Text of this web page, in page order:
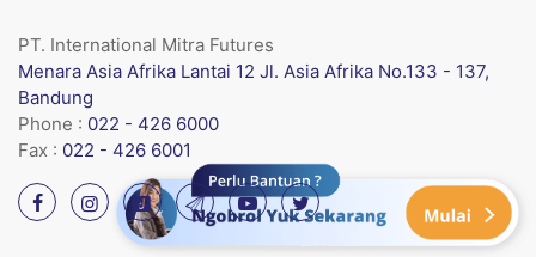
PT. International Mitra Futures
Menara Asia Afrika Lantai 12 Jl. Asia Afrika No.133 - 137,
Bandung
Phone : 022 - 426 6000
Fax : 022 - 426 6001